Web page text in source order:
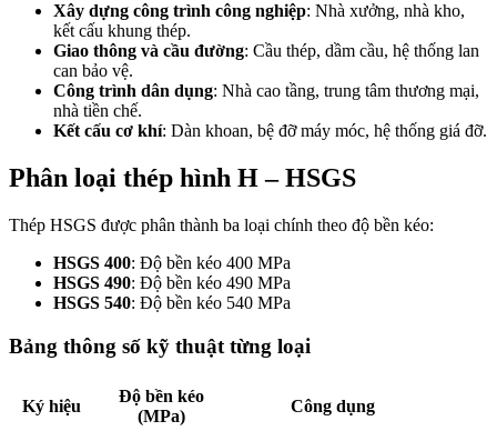
Xây dựng công trình công nghiệp: Nhà xưởng, nhà kho,
kết cấu khung thép.
Giao thông và cầu đường: Cầu thép, dầm cầu, hệ thống lan
can bảo vệ.
Công trình dân dụng: Nhà cao tầng, trung tâm thương mại,
nhà tiền chế.
Kết cấu cơ khí: Dàn khoan, bệ đỡ máy móc, hệ thống giá đỡ.
Phân loại thép hình H – HSGS
Thép HSGS được phân thành ba loại chính theo độ bền kéo:
HSGS 400: Độ bền kéo 400 MPa
HSGS 490: Độ bền kéo 490 MPa
HSGS 540: Độ bền kéo 540 MPa
Bảng thông số kỹ thuật từng loại
Ký hiệu
Độ bền kéo
(MPa)
Công dụng